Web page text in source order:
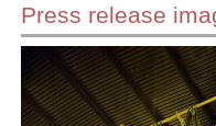
Press release